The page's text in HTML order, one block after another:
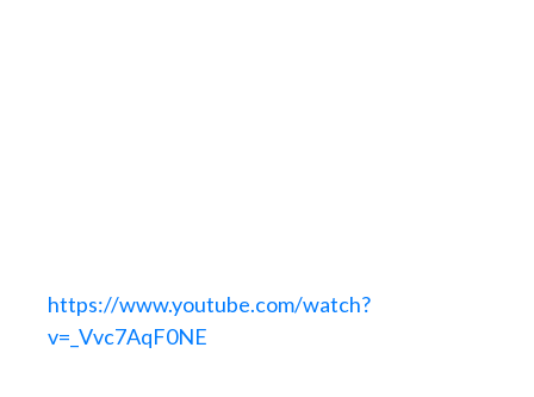
https://www.youtube.com/watch?
v=_Vvc7AqF0NE